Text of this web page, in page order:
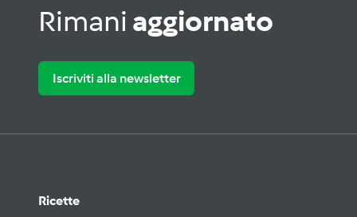
Rimani aggiornato
Iscriviti alla newsletter
Ricette